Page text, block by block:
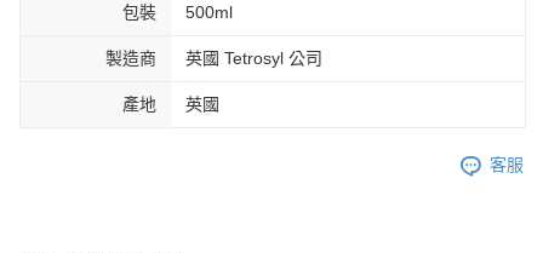
包裝 500ml
製造商 英國 Tetrosyl 公司
產地 英國
客服